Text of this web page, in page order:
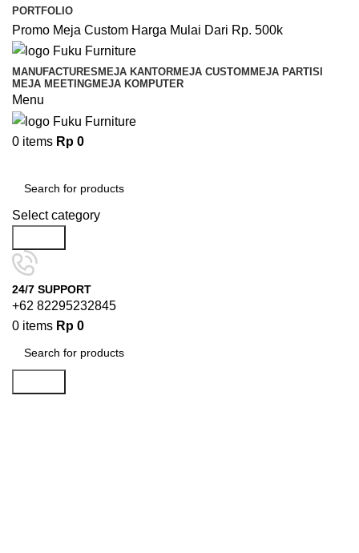
PORTFOLIO
Promo Meja Custom Harga Mulai Dari Rp. 500k
MANUFACTURES MEJA KANTORMEJA CUSTOM MEJA PARTISI
MEJA MEETINGMEJA KOMPUTER
Menu
0 items Rp 0
Select category
24/7 SUPPORT
+62 82295232845
0 items Rp 0